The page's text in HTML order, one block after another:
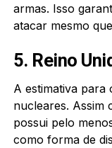
armas. Isso
atacar mesmo
5. Reino
A estimativa para
nucleares. Assim
possui pelo
como forma de